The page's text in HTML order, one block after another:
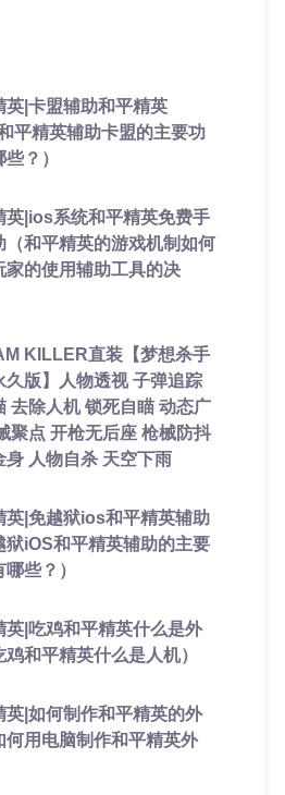
英|卡盟辅助和平精英
平精英辅助卡盟的主要功
？）
英|ios系统和平精英免费手
（和平精英的游戏机制如何
家的使用辅助工具的决
KILLER直装【梦想杀手
久版】人物透视 子弹追踪
去除人机 锁死自瞄 动态广
聚点 开枪无后座 枪械防抖
身 人物自杀 天空下雨
英|免越狱ios和平精英辅助
狱iOS和平精英辅助的主要
些？）
英|吃鸡和平精英什么是外
鸡和平精英什么是人机）
英|如何制作和平精英的外
何用电脑制作和平精英外